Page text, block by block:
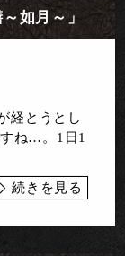
如月～」
経とうとし
ね…。 1日1
続きを見る